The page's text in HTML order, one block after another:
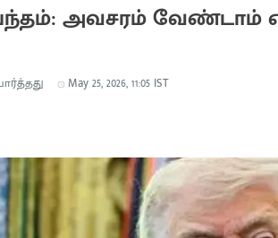
அவசரம் வேண்டாம்
May 25, 2026, 11:05 IST